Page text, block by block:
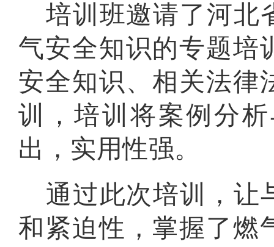
培训班邀请了河北
气安全知识的专题培
安全知识、相关法律
训，培训将案例分
出，实用性强。
通过此次培训，让
和紧迫性，掌握了燃